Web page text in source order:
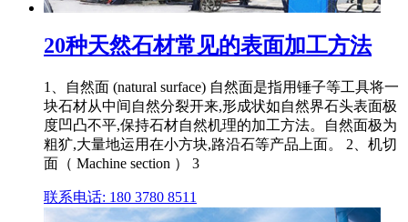
20种天然石材常见的表面加工方法
1、自然面 (natural surface) 自然面是指用锤子等工具将一
块石材从中间自然分裂开来,形成状如自然界石头表面极
度凹凸不平,保持石材自然机理的加工方法。自然面极为
粗犷,大量地运用在小方块,路沿石等产品上面。 2、机切
面（ Machine section ） 3
联系电话: 180 3780 8511